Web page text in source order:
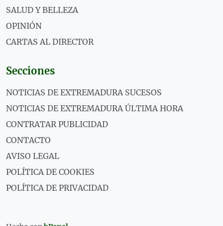
SALUD Y BELLEZA
OPINIÓN
CARTAS AL DIRECTOR
Secciones
NOTICIAS DE EXTREMADURA SUCESOS
NOTICIAS DE EXTREMADURA ÚLTIMA HORA
CONTRATAR PUBLICIDAD
CONTACTO
AVISO LEGAL
POLÍTICA DE COOKIES
POLÍTICA DE PRIVACIDAD